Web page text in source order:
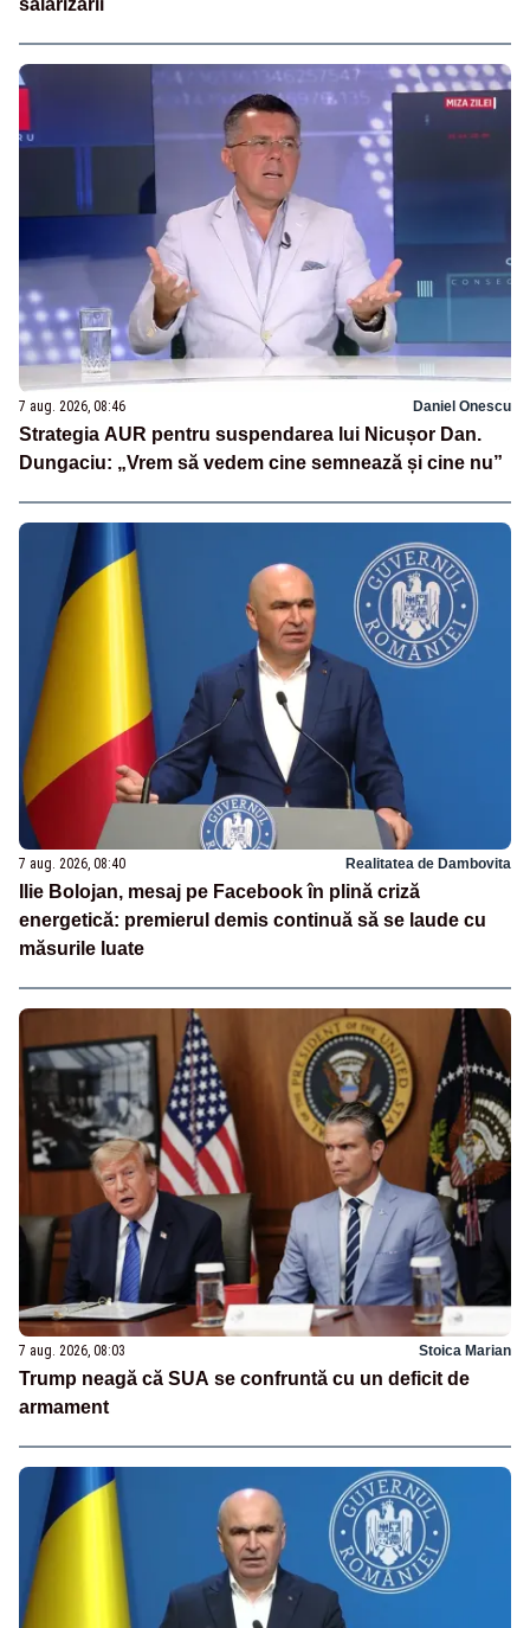
salarizării
7 aug. 2026, 08:46 Daniel Onescu
Strategia AUR pentru suspendarea lui Nicușor Dan.
Dungaciu: „Vrem să vedem cine semnează și cine nu”
7 aug. 2026, 08:40 Realitatea de Dambovita
Ilie Bolojan, mesaj pe Facebook în plină criză
energetică: premierul demis continuă să se laude cu
măsurile luate
7 aug. 2026, 08:03 Stoica Marian
Trump neagă că SUA se confruntă cu un deficit de
armament